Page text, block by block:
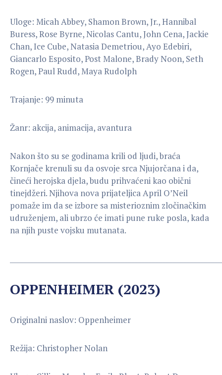
Uloge: Micah Abbey, Shamon Brown, Jr., Hannibal
Buress, Rose Byrne, Nicolas Cantu, John Cena, Jackie
Chan, Ice Cube, Natasia Demetriou, Ayo Edebiri,
Giancarlo Esposito, Post Malone, Brady Noon, Seth
Rogen, Paul Rudd, Maya Rudolph
Trajanje: 99 minuta
Žanr: akcija, animacija, avantura
Nakon što su se godinama krili od ljudi, braća
Kornjače krenuli su da osvoje srca Njujorčana i da,
čineći herojska djela, budu prihvaćeni kao obični
tinejdžeri. Njihova nova prijateljica April O’Neil
pomaže im da se izbore sa misterioznim zločinačkim
udruženjem, ali ubrzo će imati pune ruke posla, kada
na njih puste vojsku mutanata.
OPPENHEIMER (2023)
Originalni naslov: Oppenheimer
Režija: Christopher Nolan